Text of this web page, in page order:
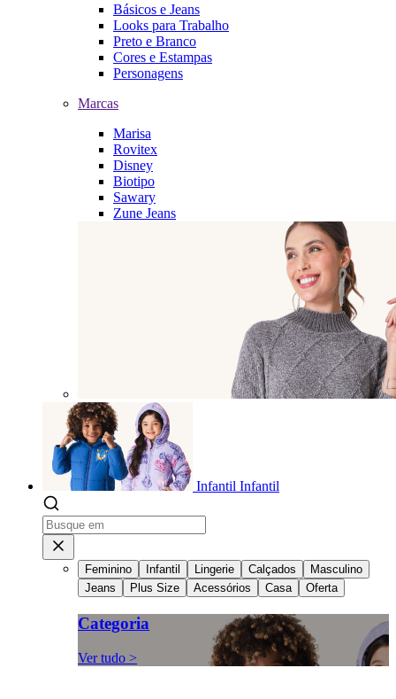
Básicos e Jeans
Looks para Trabalho
Preto e Branco
Cores e Estampas
Personagens
Marcas
Marisa
Rovitex
Disney
Biotipo
Sawary
Zune Jeans
Infantil Infantil
Feminino Infantil Lingerie Calçados
Masculino
Jeans
Plus Size Acessórios Casa Oferta
Categoria
Ver tudo >